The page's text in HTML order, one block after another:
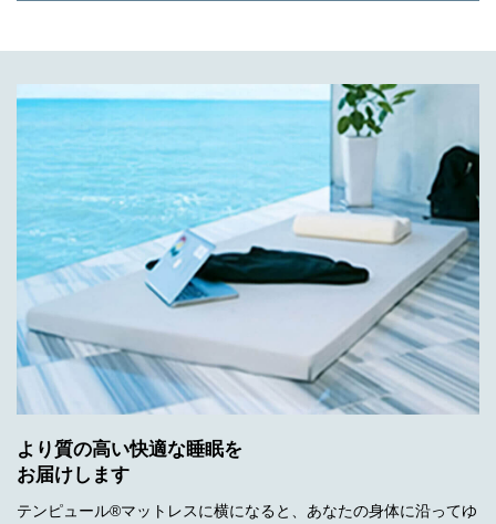
より質の高い快適な睡眠を
お届けします
テンピュール®マットレスに横になると、あなたの身体に沿ってゆ